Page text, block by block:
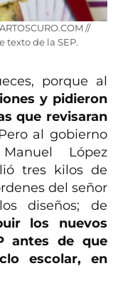
//
texto de la SEP.
porque al
y pidieron
que revisaran
al gobierno
López
tres kilos de
del señor
diseños; de
los nuevos
antes de que
escolar, en